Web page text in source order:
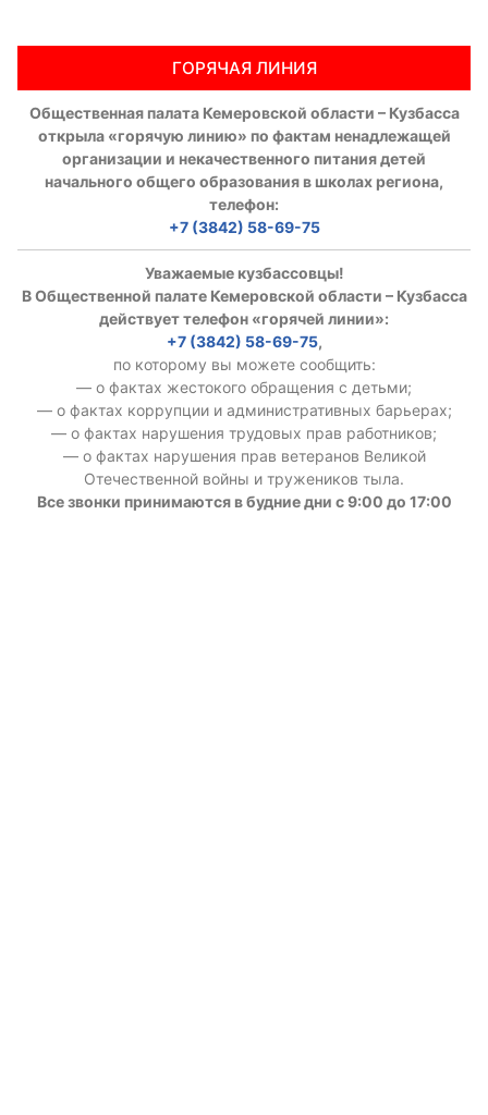
ГОРЯЧАЯ ЛИНИЯ
Общественная палата Кемеровской области – Кузбасса
открыла «горячую линию» по фактам ненадлежащей
организации и некачественного питания детей
начального общего образования в школах региона,
телефон:
+7 (3842) 58-69-75
Уважаемые кузбассовцы!
В Общественной палате Кемеровской области – Кузбасса
действует телефон «горячей линии»:
+7 (3842) 58-69-75,
по которому вы можете сообщить:
— о фактах жестокого обращения с детьми;
— о фактах коррупции и административных барьерах;
— о фактах нарушения трудовых прав работников;
— о фактах нарушения прав ветеранов Великой
Отечественной войны и тружеников тыла.
Все звонки принимаются в будние дни с 9:00 до 17:00